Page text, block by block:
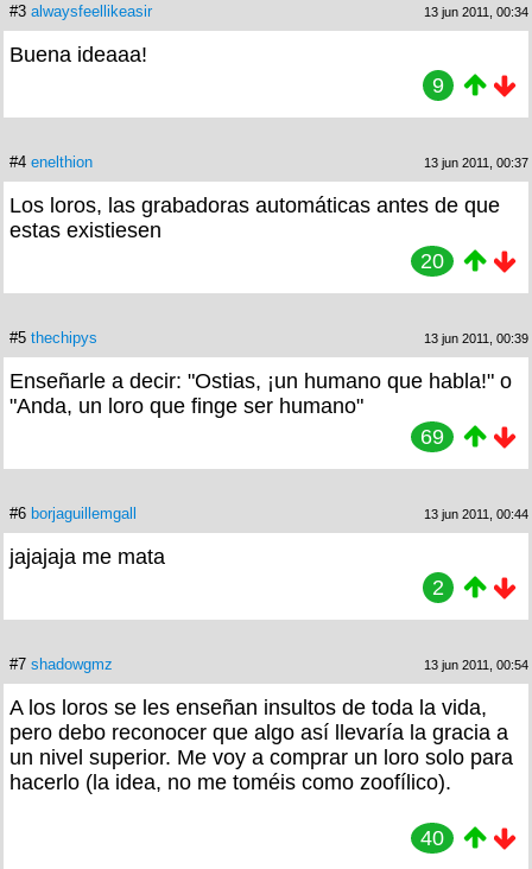
#3 alwaysfeellikeasir 13 jun 2011, 00:34
Buena ideaaa!
9
#4 enelthion 13 jun 2011, 00:37
Los loros, las grabadoras automáticas antes de que
estas existiesen
20
#5 thechipys 13 jun 2011, 00:39
Enseñarle a decir: "Ostias, ¡un humano que habla!" o
"Anda, un loro que finge ser humano"
69
#6 borjaguillemgall 13 jun 2011, 00:44
jajajaja me mata
2
#7 shadowgmz 13 jun 2011, 00:54
A los loros se les enseñan insultos de toda la vida,
pero debo reconocer que algo así llevaría la gracia a
un nivel superior. Me voy a comprar un loro solo para
hacerlo (la idea, no me toméis como zoofílico).
40